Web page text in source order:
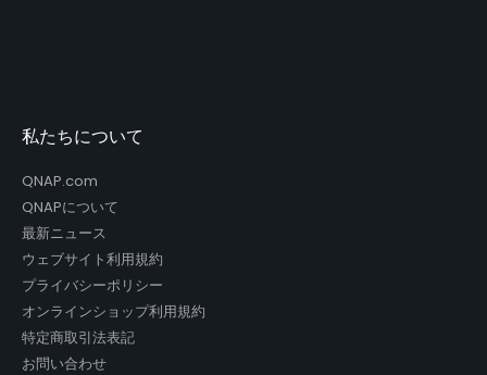
私たちについて
QNAP.com
QNAPについて
最新ニュース
ウェブサイト利用規約
プライバシーポリシー
オンラインショップ利用規約
特定商取引法表記
お問い合わせ